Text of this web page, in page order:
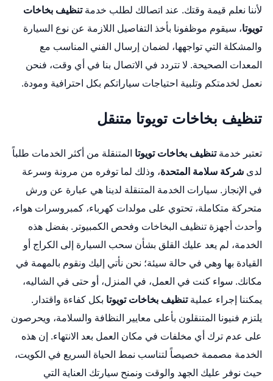
لأننا نعلم قيمة وقتك. عند اتصالك لطلب خدمةتنظيف بخاخات
تويوتا، سيقوم موظفونا بأخذ التفاصيل اللازمة عن نوع السيارة
والمشكلة التي تواجهها، لضمان إرسال الفني المناسب مع
المعدات الصحيحة. لا تتردد في الاتصال بنا في أي وقت، فنحن
نعمل لخدمتكم وتلبية احتياجات سياراتكم بكل احترافية ومودة.
تنظيف بخاخات تويوتا متنقل
تعتبر خدمةتنظيف بخاخات تويوتا المتنقلة من أكثر الخدمات طلباً
لدى شركة سلامة المتحدة، وذلك لما توفره من مرونة وسرعة
في الإنجاز. سيارات الخدمة المتنقلة لدينا هي عبارة عن ورش
متحركة متكاملة، تحتوي على مولدات كهرباء، كمبروسرات هواء،
وأحدث أجهزة تنظيف البخاخات وفحص الكمبيوتر. بفضل هذه
الخدمة، لم يعد عليك القلق بشأن سحب السيارة إلى الكراج أو
القيادة بها وهي في حالة سيئة؛ نحن نأتي إليك ونقوم بالمهمة في
مكانك. سواء كنت في العمل، في المنزل، أو حتى في الشاليه،
يمكننا إجراء عمليةتنظيف بخاخات تويوتا بكل كفاءة واقتدار.
يلتزم فنيونا المتنقلون بأعلى معايير النظافة والسلامة، ويحرصون
على عدم ترك أي مخلفات في مكان العمل بعد الانتهاء. إن هذه
الخدمة مصممة خصيصاً لتناسب نمط الحياة السريع في الكويت،
حيث نوفر عليك الجهد والوقت ونمنح سيارتك العناية التي